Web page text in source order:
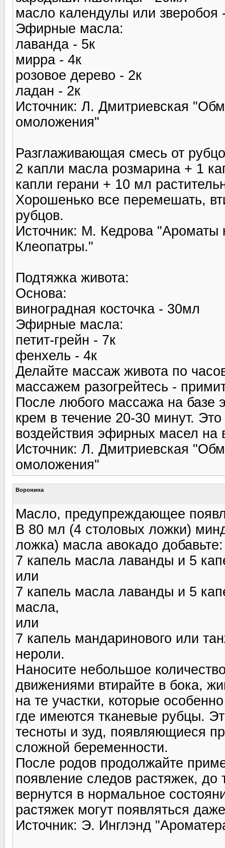
масло календулы или зверобоя
Эфирные масла:
лаванда - 5к
мирра - 4к
розовое дерево - 2к
ладан - 2к
Источник: Л. Дмитриевская
омоложения"
Разглаживающая смесь от
2 капли масла розмарина + 1
капли герани + 10 мл
Хорошенько все перемешать,
рубцов.
Источник: М. Кедрова "Ароматы
Клеопатры."
Подтяжка живота:
Основа:
виноградная косточка - 30мл
Эфирные масла:
петит-грейн - 7к
фенхель - 4к
Делайте массаж живота по
массажем разогрейтесь -
После любого массажа на
крем в течение 20-30 минут.
воздействия эфирных масел на
Источник: Л. Дмитриевская
омоложения"
Воронина
Масло, предупреждающее
В 80 мл (4 столовых ложки)
ложка) масла авокадо добавьте:
7 капель масла лаванды и 5
или
7 капель масла лаванды и 5
масла,
или
7 капель мандаринового или
нероли.
Наносите небольшое
движениями втирайте в бока,
на те участки, которые
где имеются тканевые рубцы.
тесноты и зуд, появляющиеся
сложной беременности.
После родов продолжайте
появление следов растяжек,
вернутся в нормальное
растяжек могут появляться
Источник: Э. Инглэнд